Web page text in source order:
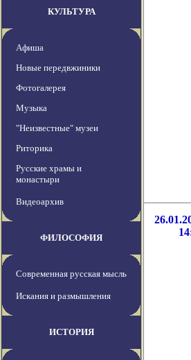
КУЛЬТУРА
Афиша
Новые передвжиники
Фотогалерея
Музыка
"Неизвестные" музеи
Риторика
Русские храмы и
монастыри
Видеоархив
ФИЛОСОФИЯ
Современная русская мысль
Искания и размышления
ИСТОРИЯ